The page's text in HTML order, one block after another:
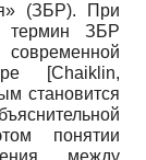
(ЗБР). При
термин ЗБР
[Chaiklin,
становится
понятии
между